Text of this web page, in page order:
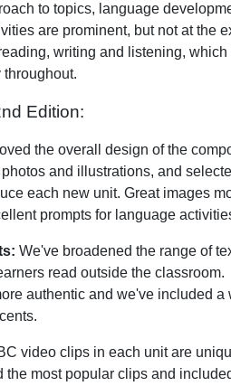
to topics, language
are prominent, but not at the
writing and listening, which
Edition:
the overall design of the
and illustrations, and
each new unit. Great images
prompts for language
We've broadened the range of
read outside the classroom.
authentic and we've included a
video clips in each unit are
the most popular clips and